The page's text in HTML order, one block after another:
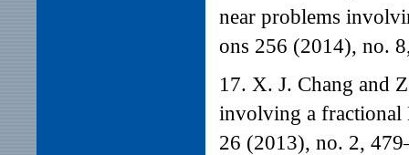
near problems
ons 256 (2014), no.
17. X. J. Chang and
involving a fractional
26 (2013), no. 2,